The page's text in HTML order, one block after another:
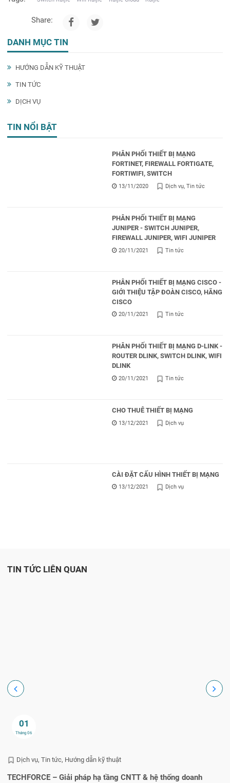
DANH MỤC TIN
HƯỚNG DẪN KỸ THUẬT
TIN TỨC
DỊCH VỤ
TIN NỔI BẬT
PHÂN PHỐI THIẾT BỊ MẠNG
FORTINET, FIREWALL FORTIGATE,
FORTIWIFI, SWITCH
13/11/2020 Dịch vụ Tin tức
PHÂN PHỐI THIẾT BỊ MẠNG
JUNIPER - SWITCH JUNIPER,
FIREWALL JUNIPER, WIFI JUNIPER
20/11/2021 Tin tức
PHÂN PHỐI THIẾT BỊ MẠNG CISCO -
GIỚI THIỆU TẬP ĐOÀN CISCO, HÃNG
CISCO
20/11/2021 Tin tức
PHÂN PHỐI THIẾT BỊ MẠNG D-LINK -
ROUTER DLINK, SWITCH DLINK, WIFI
DLINK
20/11/2021 Tin tức
CHO THUÊ THIẾT BỊ MẠNG
13/12/2021 Dịch vụ
CÀI ĐẶT CẤU HÌNH THIẾT BỊ MẠNG
13/12/2021 Dịch vụ
Share:
TIN TỨC LIÊN QUAN
01
Tháng 06
Dịch vụ Tin tức Hướng dẫn kỹ thuật
TECHFORCE – Giải pháp hạ tầng CNTT & hệ thống doanh